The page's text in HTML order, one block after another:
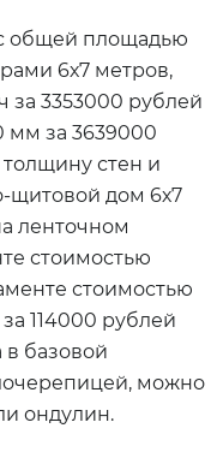
общей площадью
6х7 метров,
за 3353000 рублей
мм за 3639000
стен и
щитовой дом 6х7
ленточном
стоимостью
стоимостью
114000 рублей
базовой
можно
ондулин.